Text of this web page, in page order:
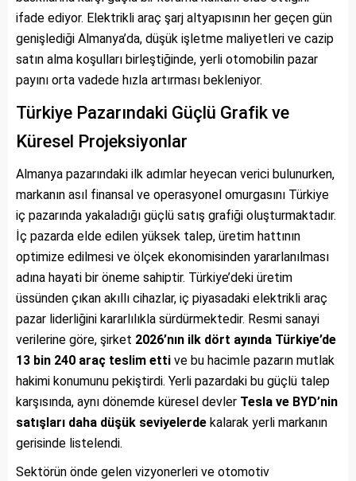
ifade ediyor. Elektrikli araç şarj altyapısının her geçen gün
genişlediği Almanya’da, düşük işletme maliyetleri ve cazip
satın alma koşulları birleştiğinde, yerli otomobilin pazar
payını orta vadede hızla artırması bekleniyor.
Türkiye Pazarındaki Güçlü Grafik ve
Küresel Projeksiyonlar
Almanya pazarındaki ilk adımlar heyecan verici bulunurken,
markanın asıl finansal ve operasyonel omurgasını Türkiye
iç pazarında yakaladığı güçlü satış grafiği oluşturmaktadır.
İç pazarda elde edilen yüksek talep, üretim hattının
optimize edilmesi ve ölçek ekonomisinden yararlanılması
adına hayati bir öneme sahiptir. Türkiye’deki üretim
üssünden çıkan akıllı cihazlar, iç piyasadaki elektrikli araç
pazar liderliğini kararlılıkla sürdürmektedir. Resmi sanayi
verilerine göre, şirket 2026’nın ilk dört ayında Türkiye’de
13 bin 240 araç teslim etti ve bu hacimle pazarın mutlak
hakimi konumunu pekiştirdi. Yerli pazardaki bu güçlü talep
karşısında, aynı dönemde küresel devler Tesla ve BYD’nin
satışları daha düşük seviyelerde kalarak yerli markanın
gerisinde listelendi.
Sektörün önde gelen vizyonerleri ve otomotiv